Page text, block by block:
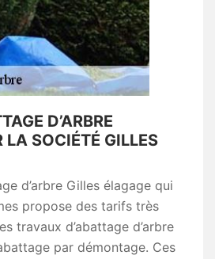
D’ARBRE
LA SOCIÉTÉ GILLES
d’arbre Gilles élagage qui
propose des tarifs très
travaux d’abattage d’arbre
par démontage. Ces